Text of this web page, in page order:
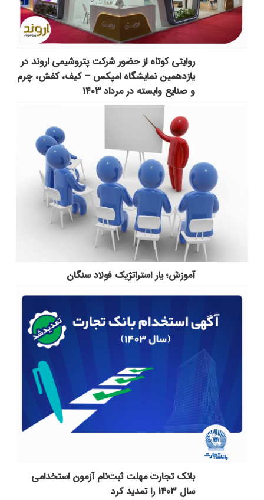
روایتی کوتاه از حضور شرکت پتروشیمی اروند در
یازدهمین نمایشگاه امپکس‌ – کیف، کفش، چرم
و صنایع وابسته در مرداد ۱۴۰۳
آموزش؛ یار استراتژیک فولاد سنگان
بانک تجارت مهلت ثبت‌نام آزمون استخدامی
سال 1403 را تمدید کرد